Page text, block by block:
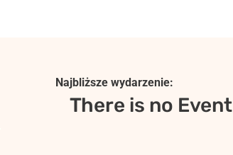
Najbliższe wydarzenie:
There is no Event